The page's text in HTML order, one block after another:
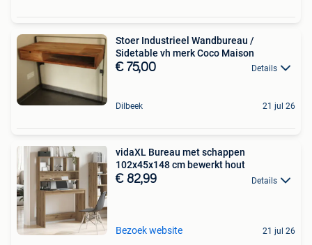
Stoer Industrieel Wandbureau /
Sidetable vh merk Coco Maison
€ 75,00 Details
Dilbeek 21 jul 26
vidaXL Bureau met schappen
102x45x148 cm bewerkt hout
€ 82,99 Details
Bezoek website 21 jul 26